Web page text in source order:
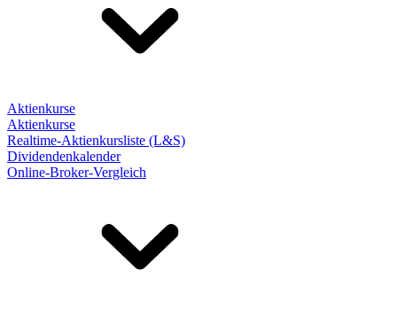
Aktienkurse
Aktienkurse
Realtime-Aktienkursliste (L&S)
Dividendenkalender
Online-Broker-Vergleich